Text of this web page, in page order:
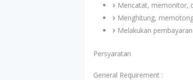
Mencatat, memonitor,
Menghitung,
Melakukan
Persyaratan
General Requirement :